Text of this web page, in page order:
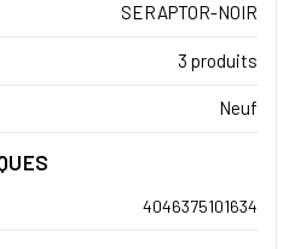
SERAPTOR-NOIR
3 produits
Neuf
4046375101634